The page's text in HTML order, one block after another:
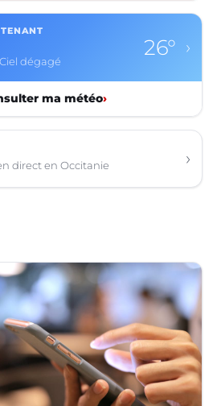
dégagé
26° ›
ma météo›
direct en Occitanie ›